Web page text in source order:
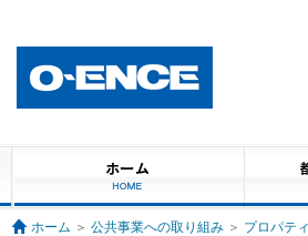
ホーム ＞ 公共事業への取り組み ＞ プロパテ